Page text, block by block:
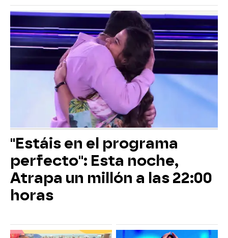
"Estáis en el programa
perfecto": Esta noche,
Atrapa un millón a las 22:00
horas